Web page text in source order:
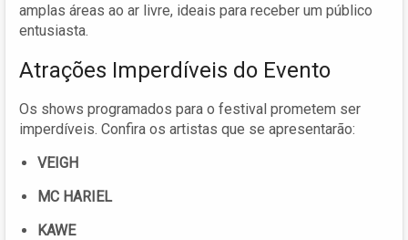
amplas áreas ao ar livre, ideais para receber um público
entusiasta.
Atrações Imperdíveis do Evento
Os shows programados para o festival prometem ser
imperdíveis. Confira os artistas que se apresentarão:
VEIGH
MC HARIEL
KAWE